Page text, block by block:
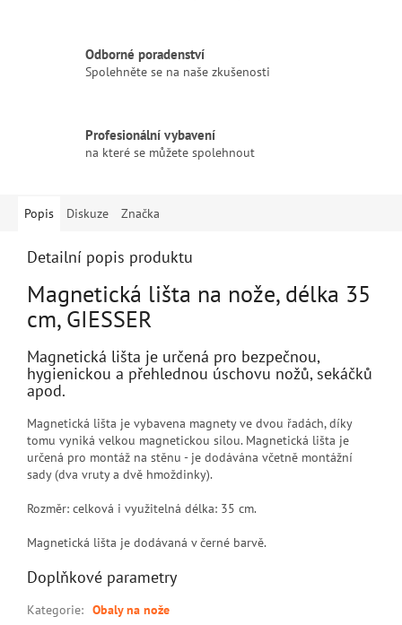
Odborné poradenství
Spolehněte se na naše zkušenosti
Profesionální vybavení
na které se můžete spolehnout
Popis Diskuze Značka
Detailní popis produktu
Magnetická lišta na nože, délka 35
cm, GIESSER
Magnetická lišta je určená pro bezpečnou,
hygienickou a přehlednou úschovu nožů, sekáčků
apod.
Magnetická lišta je vybavena magnety ve dvou řadách, díky
tomu vyniká velkou magnetickou silou. Magnetická lišta je
určená pro montáž na stěnu - je dodávána včetně montážní
sady (dva vruty a dvě hmoždinky).
Rozměr: celková i využitelná délka: 35 cm.
Magnetická lišta je dodávaná v černé barvě.
Doplňkové parametry
Kategorie: Obaly na nože